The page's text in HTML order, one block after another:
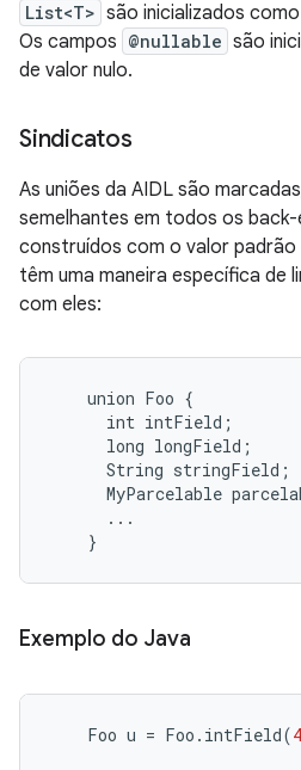
List<T> são inicializados
Os campos @nullable são
de valor nulo.
Sindicatos
As uniões da AIDL são
semelhantes em todos os back-
construídos com o valor
têm uma maneira específica de
com eles:
    union Foo {
      int intField;
      long longField;
      String stringField;
MyParcelable
      ...
Exemplo do Java
Foo u = Foo . intField(